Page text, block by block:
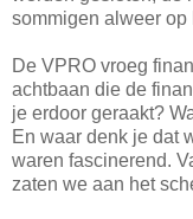
sommigen alweer
De VPRO vroeg
achtbaan die de
je erdoor geraakt?
En waar denk je dat
waren fascinerend.
zaten we aan het